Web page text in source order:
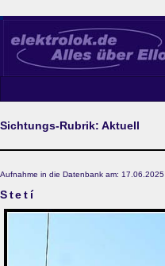
Sichtungs-Rubrik: Aktuell
Aufnahme in die Datenbank am: 17.06.2025
Stetí